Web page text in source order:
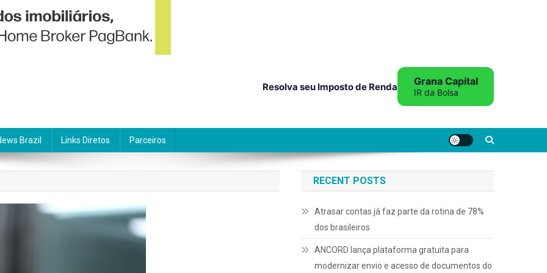
Resolva seu Imposto de Renda Grana Capital
IR da Bolsa
Brazil Links Diretos Parceiros
RECENT POSTS
Atrasar contas já faz parte da rotina de 78%
dos brasileiros
ANCORD lança plataforma gratuita para
modernizar envio e acesso de documentos do